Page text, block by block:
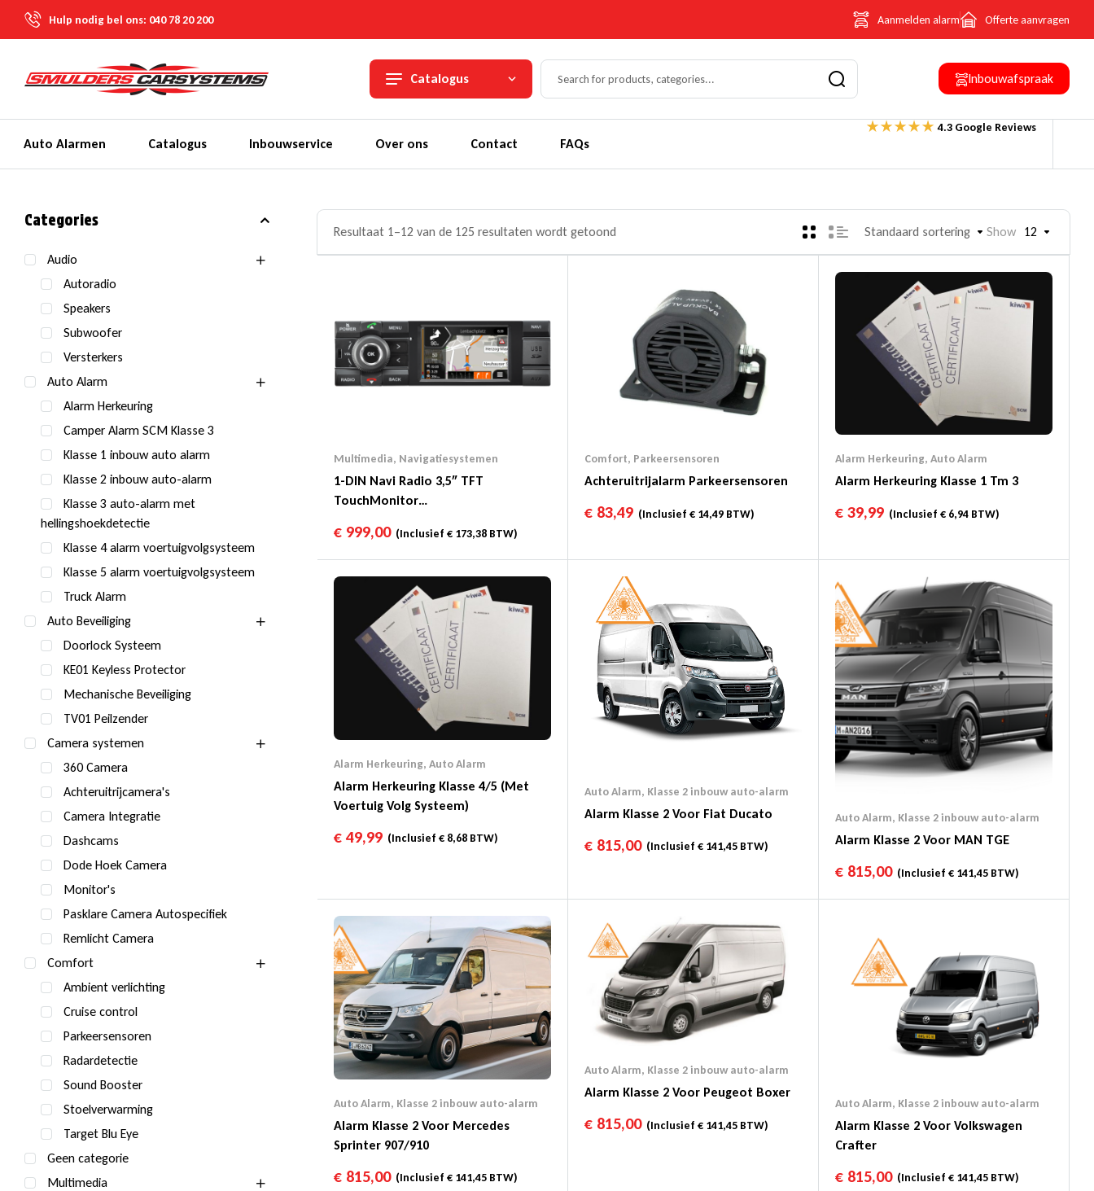
Hulp nodig bel ons: 040 78 20 200 Aanmelden alarm Offerte aanvragen
Catalogus Inbouwafspraak
Auto Alarmen Catalogus Inbouwservice Over ons Contact FAQs
4.3 Google Reviews
Resultaat 1–12 van de 125 resultaten wordt getoond Standaard sortering Show 12
Multimedia, Navigatiesystemen
1-DIN Navi Radio 3,5″ TFT
TouchMonitor
€ 999,00(Inclusief € 173,38 BTW)
Comfort, Parkeersensoren
Achteruitrijalarm Parkeersensoren
€ 83,49 (Inclusief € 14,49 BTW)
Alarm Herkeuring, Auto Alarm
Alarm Herkeuring Klasse 1 Tm 3
€ 39,99 (Inclusief € 6,94 BTW)
Alarm Herkeuring, Auto Alarm
Alarm Herkeuring Klasse 4/5 (Met
Voertuig Volg Systeem)
€ 49,99 (Inclusief € 8,68 BTW)
Auto Alarm, Klasse 2 inbouw auto-alarm
Alarm Klasse 2 Voor Fiat Ducato
€ 815,00(Inclusief € 141,45 BTW)
Auto Alarm, Klasse 2 inbouw auto-alarm
Alarm Klasse 2 Voor MAN TGE
€ 815,00(Inclusief € 141,45 BTW)
Auto Alarm, Klasse 2 inbouw auto-alarm
Alarm Klasse 2 Voor Mercedes
Sprinter 907/910
€ 815,00(Inclusief € 141,45 BTW)
Auto Alarm, Klasse 2 inbouw auto-alarm
Alarm Klasse 2 Voor Peugeot Boxer
€ 815,00(Inclusief € 141,45 BTW)
Auto Alarm, Klasse 2 inbouw auto-alarm
Alarm Klasse 2 Voor Volkswagen
Crafter
€ 815,00(Inclusief € 141,45 BTW)
Categories
Audio
Autoradio
Speakers
Subwoofer
Versterkers
Auto Alarm
Alarm Herkeuring
Camper Alarm SCM Klasse 3
Klasse 1 inbouw auto alarm
Klasse 2 inbouw auto-alarm
Klasse 3 auto-alarm met
hellingshoekdetectie
Klasse 4 alarm voertuigvolgsysteem
Klasse 5 alarm voertuigvolgsysteem
Truck Alarm
Auto Beveiliging
Doorlock Systeem
KE01 Keyless Protector
Mechanische Beveiliging
TV01 Peilzender
Camera systemen
360 Camera
Achteruitrijcamera's
Camera Integratie
Dashcams
Dode Hoek Camera
Monitor's
Pasklare Camera Autospecifiek
Remlicht Camera
Comfort
Ambient verlichting
Cruise control
Parkeersensoren
Radardetectie
Sound Booster
Stoelverwarming
Target Blu Eye
Geen categorie
Multimedia